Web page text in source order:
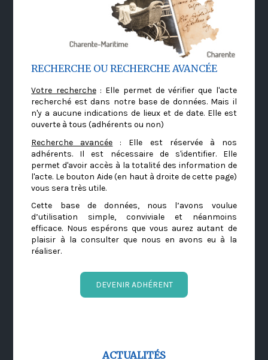
RECHERCHE OU RECHERCHE AVANCÉE
Votre recherche: Elle permet de vérifier que l'acte
recherché est dans notre base de données. Mais il
n'y a aucune indications de lieux et de date. Elle est
ouverte à tous (adhérents ou non)
Recherche avancée : Elle est réservée à nos
adhérents. Il est nécessaire de s'identifier. Elle
permet d'avoir accès à la totalité des information de
l'acte. Le bouton Aide (en haut à droite de cette page)
vous sera très utile.
Cette base de données, nous l’avons voulue
d’utilisation simple, conviviale et néanmoins
efficace. Nous espérons que vous aurez autant de
plaisir à la consulter que nous en avons eu à la
réaliser.
DEVENIR ADHÉRENT
ACTUALITÉS